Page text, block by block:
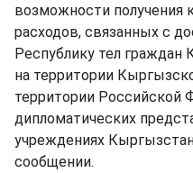
возможности
расходов, связанных с
Республику тел
на территории
территории Российской
дипломатических
учреждениях
сообщении.